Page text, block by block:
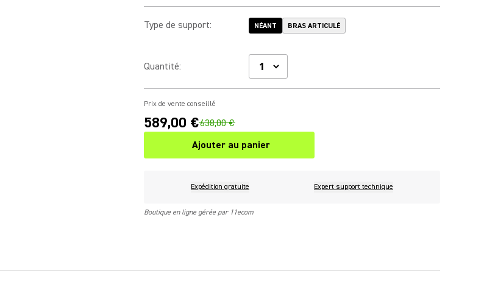
Type de support: NÉANT BRAS ARTICULÉ
Quantité:
Prix de vente conseillé
589,00 €638,00 €
Ajouter au panier
Expédition gratuite Expert support technique
Boutique en ligne gérée par 11ecom